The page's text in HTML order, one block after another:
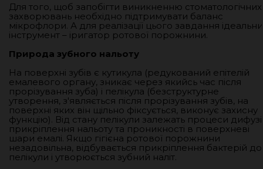
Для того, щоб запобігти виникненню стоматологічних
захворювань необхідно підтримувати баланс
мікрофлори. А для реалізації цього завдання
інструмент – іригатор ротової порожнини.
Природа зубного нальоту
На поверхні зубів є кутикула (редукований епітелій
емалевого органу, зникає через якийсь час після
прорізування зуба) і пелікула (безструктурне
утворення, з'являється після прорізування зубів, на
поверхні яких він щільно фіксується, виконує захисну
функцію). Від стану пелікули залежать процеси
прикріплення нальоту та проникності в поверхневі
шари емалі. Якщо гігієна ротової порожнини
незадовільна, відбувається прикріплення бактерій до
пелікули і утворюється зубний наліт.